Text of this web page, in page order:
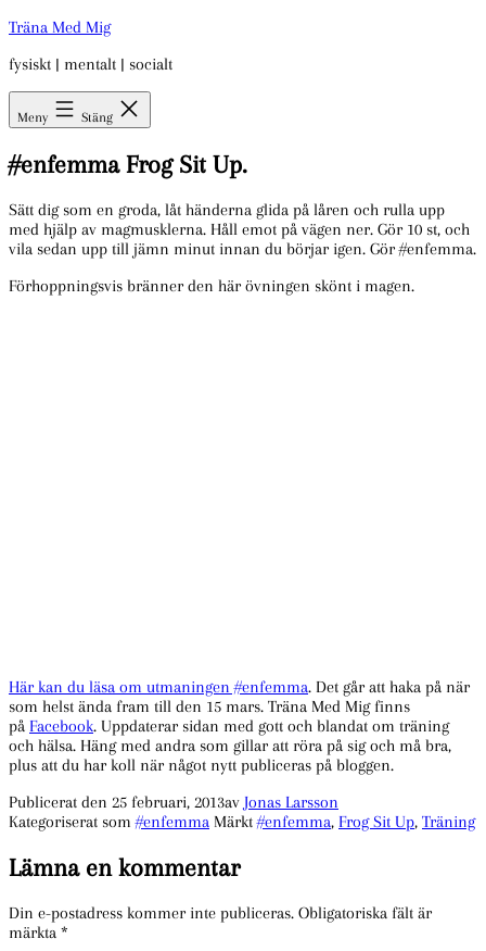
Hoppa
innehåll
Träna Med Mig
fysiskt | mentalt | socialt
Meny Stäng
#enfemma Frog Sit Up.
Sätt dig som en groda, låt händerna glida på låren och rulla upp
med hjälp av magmusklerna. Håll emot på vägen ner. Gör 10 st, och
vila sedan upp till jämn minut innan du börjar igen. Gör #enfemma.
Förhoppningsvis bränner den här övningen skönt i magen.
Här kan du läsa om utmaningen #enfemma. Det går att haka på när
som helst ända fram till den 15 mars. Träna Med Mig finns
på Facebook. Uppdaterar sidan med gott och blandat om träning
och hälsa. Häng med andra som gillar att röra på sig och må bra,
plus att du har koll när något nytt publiceras på bloggen.
Publicerat den 25 februari, 2013av Jonas Larsson
Kategoriserat som#enfemma Märkt#enfemma, Frog Sit Up, Träning
Lämna en kommentar
Din e-postadress kommer inte publiceras. Obligatoriska fält är
märkta *